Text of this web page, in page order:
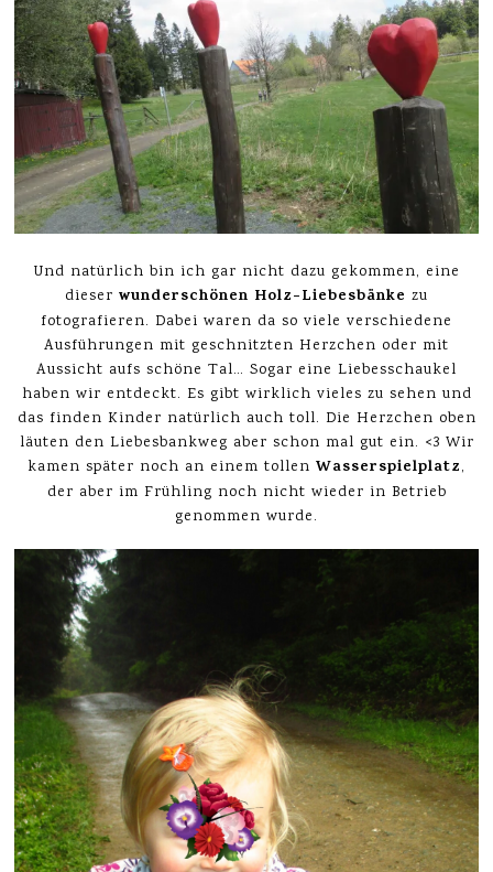
Und natürlich bin ich gar nicht dazu gekommen, eine
dieser wunderschönen Holz-Liebesbänke zu
fotografieren. Dabei waren da so viele verschiedene
Ausführungen mit geschnitzten Herzchen oder mit
Aussicht aufs schöne Tal… Sogar eine Liebesschaukel
haben wir entdeckt. Es gibt wirklich vieles zu sehen und
das finden Kinder natürlich auch toll. Die Herzchen oben
läuten den Liebesbankweg aber schon mal gut ein. <3 Wir
kamen später noch an einem tollen Wasserspielplatz,
der aber im Frühling noch nicht wieder in Betrieb
genommen wurde.